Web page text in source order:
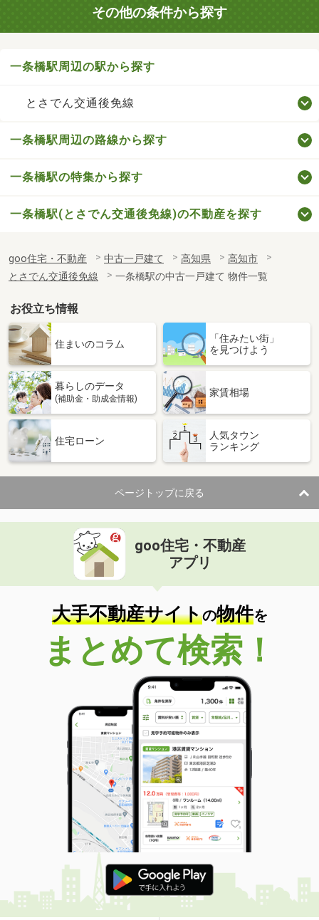
その他の条件から探す
一条橋駅周辺の駅から探す
とさでん交通後免線
一条橋駅周辺の路線から探す
一条橋駅の特集から探す
一条橋駅(とさでん交通後免線)の不動産を探す
goo住宅・不動産 中古一戸建て 高知県
高知市
とさでん交通後免線
一条橋駅の中古一戸建て 物件一覧
お役立ち情報
住まいのコラム
「住みたい街」
を見つけよう
暮らしのデータ
(補助金・助成金情報)
家賃相場
住宅ローン
人気タウン
ランキング
ページトップに戻る
goo住宅・不動産
アプリ
大手不動産サイトの物件を
まとめて検索！